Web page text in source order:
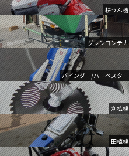
耕うん機
グレンコンテナ
バインダー/ハーベスター
刈払機
田植機